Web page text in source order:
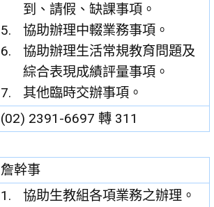
到、請假、缺課事項。
協助辦理中輟業務事項。
協助辦理生活常規教育問題及
綜合表現成績評量事項。
其他臨時交辦事項。
(02) 2391-6697 轉 311
詹幹事
協助生教組各項業務之辦理。